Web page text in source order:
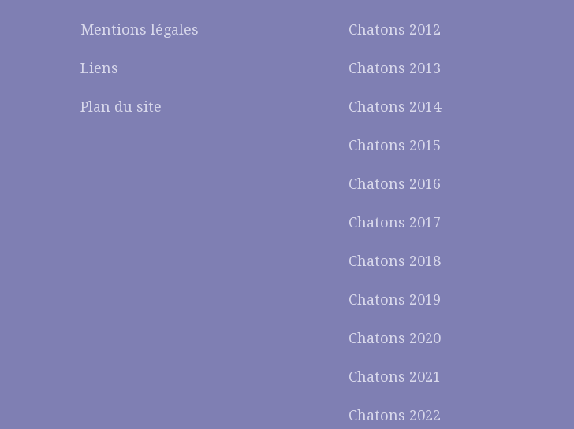
Mentions légales
Liens
Plan du site
Chatons 2012
Chatons 2013
Chatons 2014
Chatons 2015
Chatons 2016
Chatons 2017
Chatons 2018
Chatons 2019
Chatons 2020
Chatons 2021
Chatons 2022